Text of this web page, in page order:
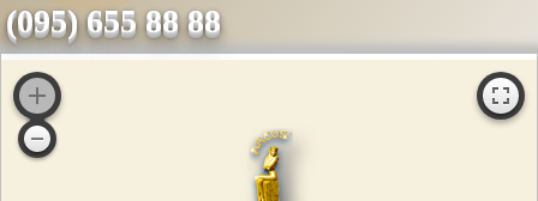
(095) 655 88 88